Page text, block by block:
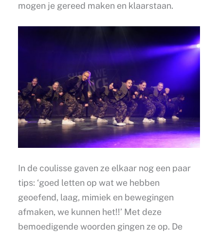
mogen je gereed maken en klaarstaan.
In de coulisse gaven ze elkaar nog een paar
tips: ‘goed letten op wat we hebben
geoefend, laag, mimiek en bewegingen
afmaken, we kunnen het!!’ Met deze
bemoedigende woorden gingen ze op. De